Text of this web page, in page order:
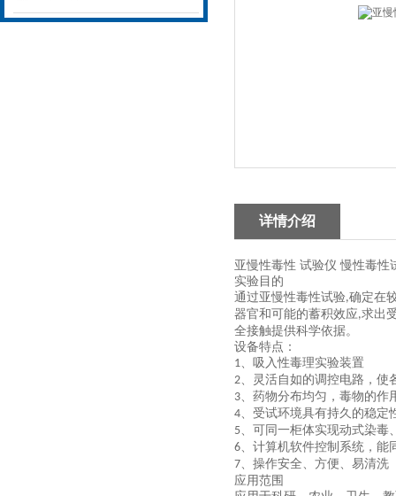
详情介绍
亚慢性毒性 试验仪 慢性毒性
实验目的
通过亚慢性毒性试验,确定在
器官和可能的蓄积效应,求出
全接触提供科学依据。
设备特点：
1、吸入性毒理实验装置
2、灵活自如的调控电路，使
3、药物分布均匀，毒物的作
4、受试环境具有持久的稳定
5、可同一柜体实现动式染毒
6、计算机软件控制系统，能
7、操作安全、方便、易清洗
应用范围